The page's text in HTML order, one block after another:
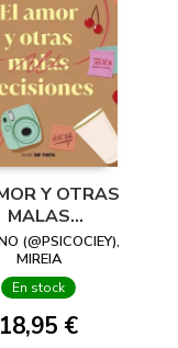
Y OTRAS
MALAS
(@PSICOCIEY),
MIREIA
En stock
18,95 €